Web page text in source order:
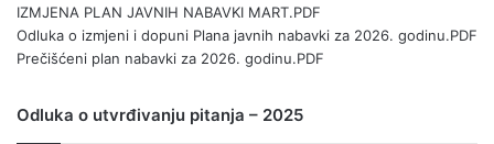
IZMJENA PLAN JAVNIH NABAVKI MART.PDF
Odluka o izmjeni i dopuni Plana javnih nabavki za 2026. godinu.PDF
Prečišćeni plan nabavki za 2026. godinu.PDF
Odluka o utvrđivanju pitanja – 2025